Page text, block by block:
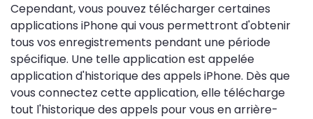
Cependant, vous pouvez télécharger certaines
applications iPhone qui vous permettront d'obtenir
tous vos enregistrements pendant une période
spécifique. Une telle application est appelée
application d'historique des appels iPhone. Dès que
vous connectez cette application, elle télécharge
tout l'historique des appels pour vous en arrière-